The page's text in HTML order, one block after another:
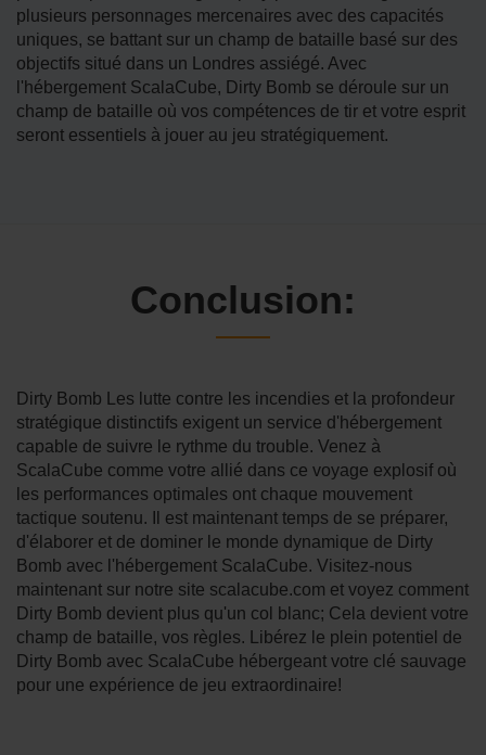
plusieurs personnages mercenaires avec des capacités
uniques, se battant sur un champ de bataille basé sur des
objectifs situé dans un Londres assiégé. Avec
l'hébergement ScalaCube, Dirty Bomb se déroule sur un
champ de bataille où vos compétences de tir et votre esprit
seront essentiels à jouer au jeu stratégiquement.
Conclusion:
Dirty Bomb Les lutte contre les incendies et la profondeur
stratégique distinctifs exigent un service d'hébergement
capable de suivre le rythme du trouble. Venez à
ScalaCube comme votre allié dans ce voyage explosif où
les performances optimales ont chaque mouvement
tactique soutenu. Il est maintenant temps de se préparer,
d'élaborer et de dominer le monde dynamique de Dirty
Bomb avec l'hébergement ScalaCube. Visitez-nous
maintenant sur notre site scalacube.com et voyez comment
Dirty Bomb devient plus qu'un col blanc; Cela devient votre
champ de bataille, vos règles. Libérez le plein potentiel de
Dirty Bomb avec ScalaCube hébergeant votre clé sauvage
pour une expérience de jeu extraordinaire!